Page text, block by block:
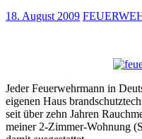
18. August 2009
Jeder Feuerwehrmann in
eigenen Haus
seit über zehn Jahren
meiner 2-Zimmer-Wohnung